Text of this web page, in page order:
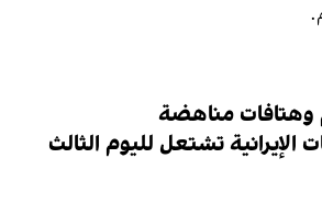
وهتافات مناهضة
الإيرانية تشتعل لليوم الثالث